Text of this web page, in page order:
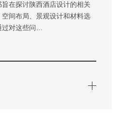
在探讨陕西酒店设计的相关
间布局、景观设计和材料选
对这些问…